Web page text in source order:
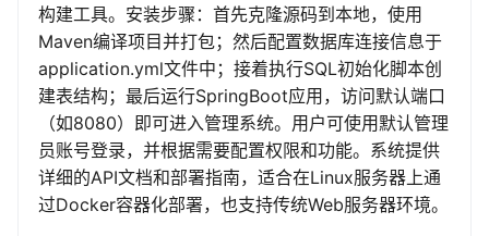
构建工具。安装步骤：首先克隆源码到本地，使用
Maven编译项目并打包；然后配置数据库连接信息于
application.yml文件中；接着执行SQL初始化脚本创
建表结构；最后运行SpringBoot应用，访问默认端口
（如8080）即可进入管理系统。用户可使用默认管理
员账号登录，并根据需要配置权限和功能。系统提供
详细的API文档和部署指南，适合在Linux服务器上通
过Docker容器化部署，也支持传统Web服务器环境。